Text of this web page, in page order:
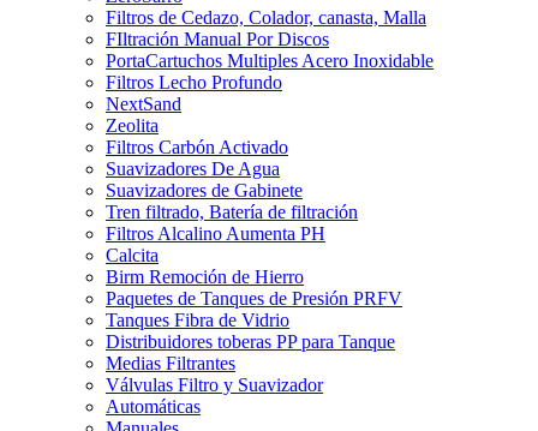
Filtros de Cedazo, Colador, canasta, Malla
FIltración Manual Por Discos
PortaCartuchos Multiples Acero Inoxidable
Filtros Lecho Profundo
NextSand
Zeolita
Filtros Carbón Activado
Suavizadores De Agua
Suavizadores de Gabinete
Tren filtrado, Batería de filtración
Filtros Alcalino Aumenta PH
Calcita
Birm Remoción de Hierro
Paquetes de Tanques de Presión PRFV
Tanques Fibra de Vidrio
Distribuidores toberas PP para Tanque
Medias Filtrantes
Válvulas Filtro y Suavizador
Automáticas